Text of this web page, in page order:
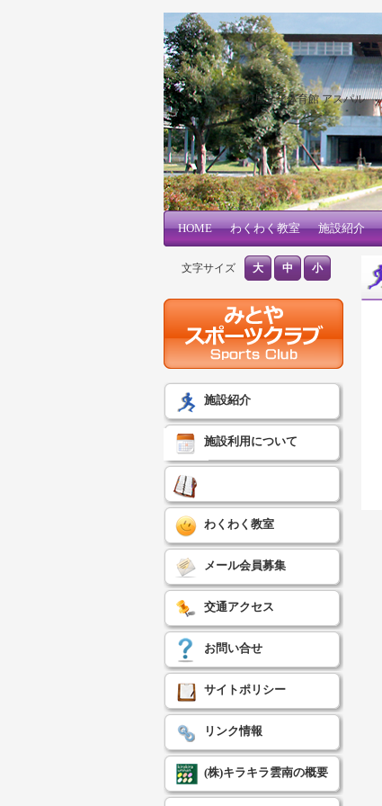
三刀屋文化体育館 アスパル
メインメニュー
メインコンテンツへ移動
サブコンテンツへ移動
HOME わくわく教室 施設紹介
文字サイズ 大 中 小
施設紹介
施設利用について
わくわく教室
メール会員募集
交通アクセス
お問い合せ
サイトポリシー
リンク情報
(株)キラキラ雲南の概要